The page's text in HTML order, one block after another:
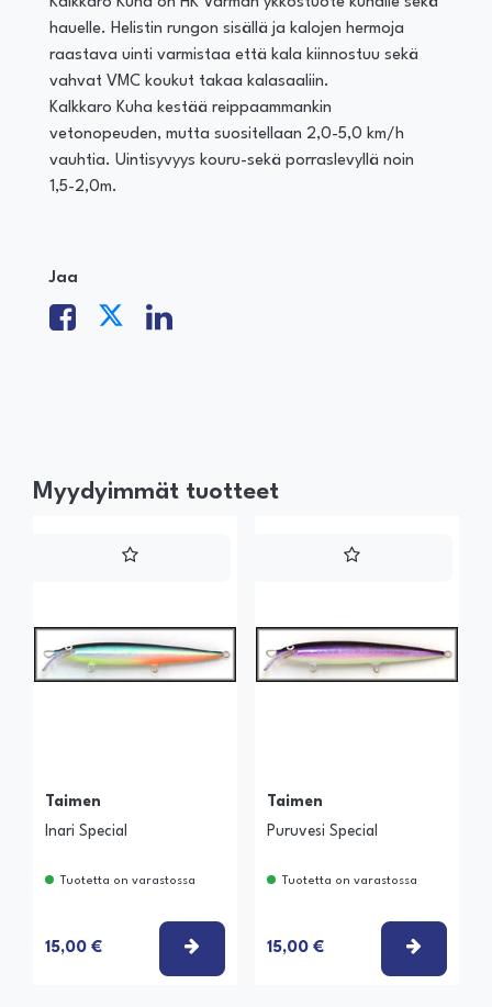
hauelle. Helistin rungon sisällä ja kalojen hermoja
raastava uinti varmistaa että kala kiinnostuu sekä
vahvat VMC koukut takaa kalasaaliin.
Kalkkaro Kuha kestää reippaammankin
vetonopeuden, mutta suositellaan 2,0-5,0 km/h
vauhtia. Uintisyvyys kouru-sekä porraslevyllä noin
1,5-2,0m.
Jaa
Myydyimmät tuotteet
Taimen
Inari Special
Tuotetta on varastossa
15,00 € VALITSE VAIHTOEHTO
Taimen
Puruvesi Special
Tuotetta on varastossa
15,00 €